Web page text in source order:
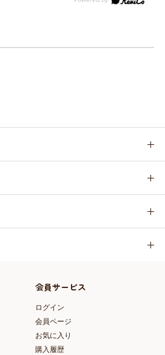
会員サービス
ログイン
会員ページ
お気に入り
購入履歴